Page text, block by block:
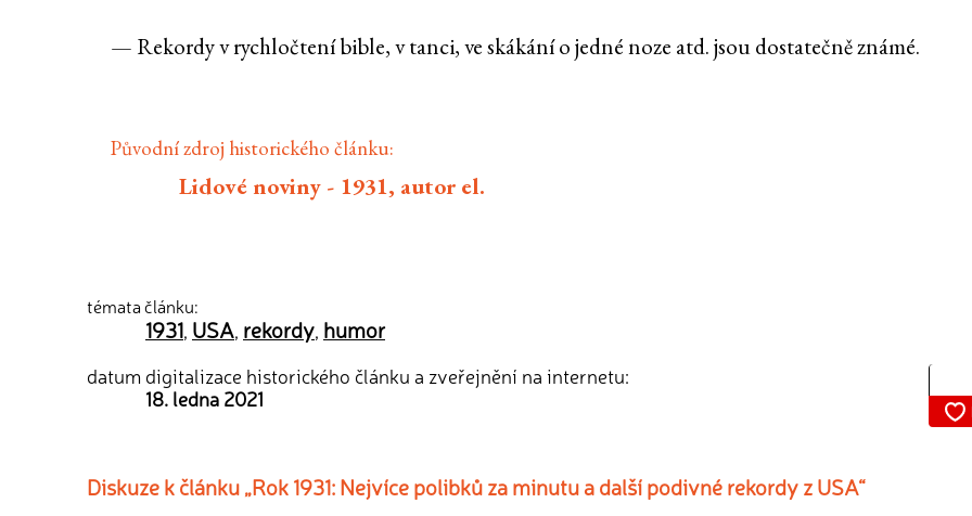
— Rekordy v rychločtení bible, v tanci, ve skákání o jedné noze atd. jsou dostatečně známé.
Původní zdroj historického článku:
Lidové noviny - 1931, autor el.
témata článku:
1931, USA, rekordy, humor
datum digitalizace historického článku a zveřejnění na internetu:
18. ledna 2021
Diskuze k článku „Rok 1931: Nejvíce polibků za minutu a další podivné rekordy z USA“